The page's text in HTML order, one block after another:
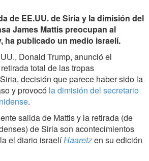
de EE.UU. de Siria y la dimisión del
James Mattis preocupan al
ha publicado un medio israelí.
Donald Trump, anunció el
total de las tropas
decisión que parece haber sido la
y provocó la dimisión del secretario
.
salida de Mattis y la retirada (de
de Siria son acontecimientos
el diario israelíHaaretzen su edición